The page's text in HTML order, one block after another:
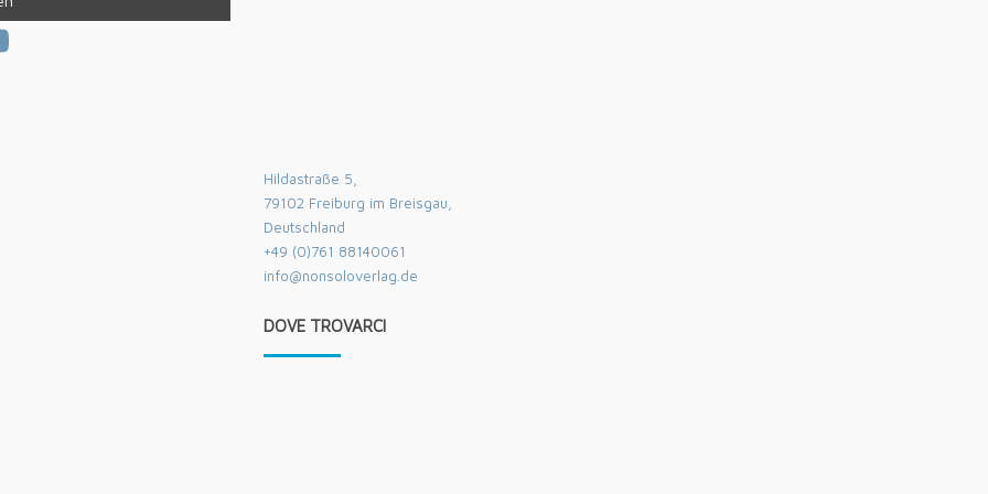
Hildastraße 5,
79102 Freiburg im Breisgau,
Deutschland
+49 (0)761 88140061
info@nonsoloverlag.de
DOVE TROVARCI